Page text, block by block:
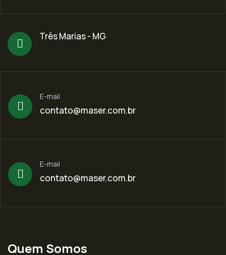
Três Marias - MG
E-mail
contato@maser.com.br
E-mail
contato@maser.com.br
Quem Somos